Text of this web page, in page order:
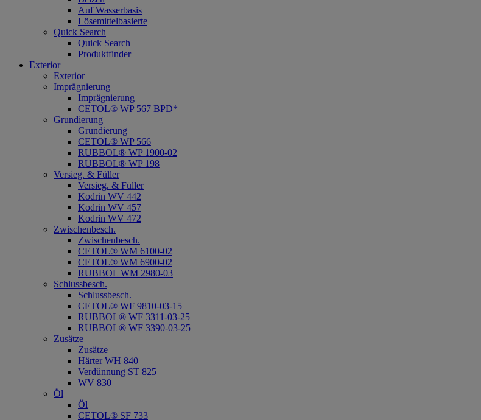
Auf Wasserbasis
Lösemittelbasierte
Quick Search
Quick Search
Produktfinder
Exterior
Exterior
Imprägnierung
Imprägnierung
CETOL® WP 567 BPD*
Grundierung
Grundierung
CETOL® WP 566
RUBBOL® WP 1900-02
RUBBOL® WP 198
Versieg. & Füller
Versieg. & Füller
Kodrin WV 442
Kodrin WV 457
Kodrin WV 472
Zwischenbesch.
Zwischenbesch.
CETOL® WM 6100-02
CETOL® WM 6900-02
RUBBOL WM 2980-03
Schlussbesch.
Schlussbesch.
CETOL® WF 9810-03-15
RUBBOL® WF 3311-03-25
RUBBOL® WF 3390-03-25
Zusätze
Zusätze
Härter WH 840
Verdünnung ST 825
WV 830
Öl
Öl
CETOL® SF 733